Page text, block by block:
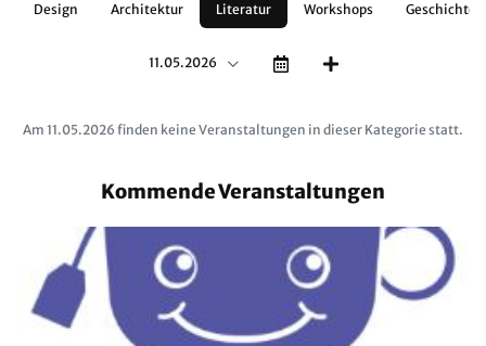
Design Architektur Literatur Workshops Geschichte
11.05.2026
Am 11.05.2026 finden keine Veranstaltungen in dieser Kategorie statt.
Kommende Veranstaltungen